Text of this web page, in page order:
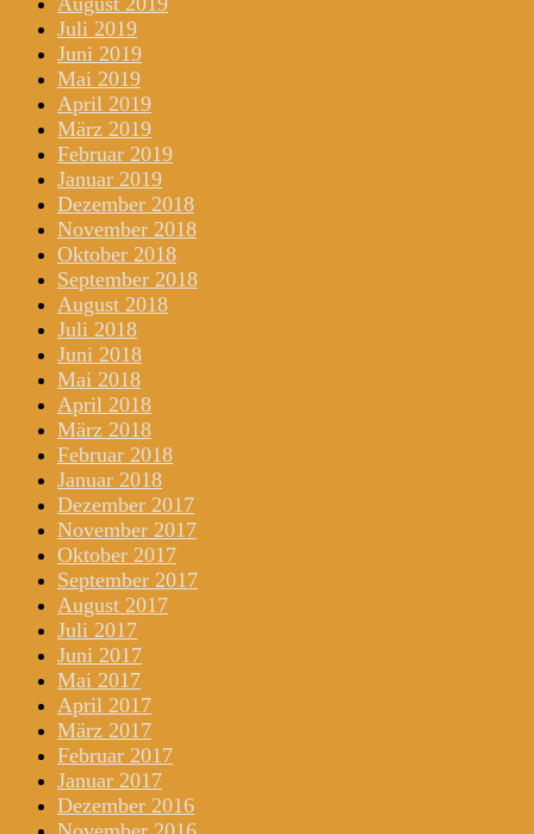
Juli 2019
Juni 2019
Mai 2019
April 2019
März 2019
Februar 2019
Januar 2019
Dezember 2018
November 2018
Oktober 2018
September 2018
August 2018
Juli 2018
Juni 2018
Mai 2018
April 2018
März 2018
Februar 2018
Januar 2018
Dezember 2017
November 2017
Oktober 2017
September 2017
August 2017
Juli 2017
Juni 2017
Mai 2017
April 2017
März 2017
Februar 2017
Januar 2017
Dezember 2016